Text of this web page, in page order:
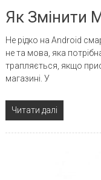
Як Змінити
Не рідко на Android
не та мова, яка
трапляється, якщо
магазині. У
Читати далі